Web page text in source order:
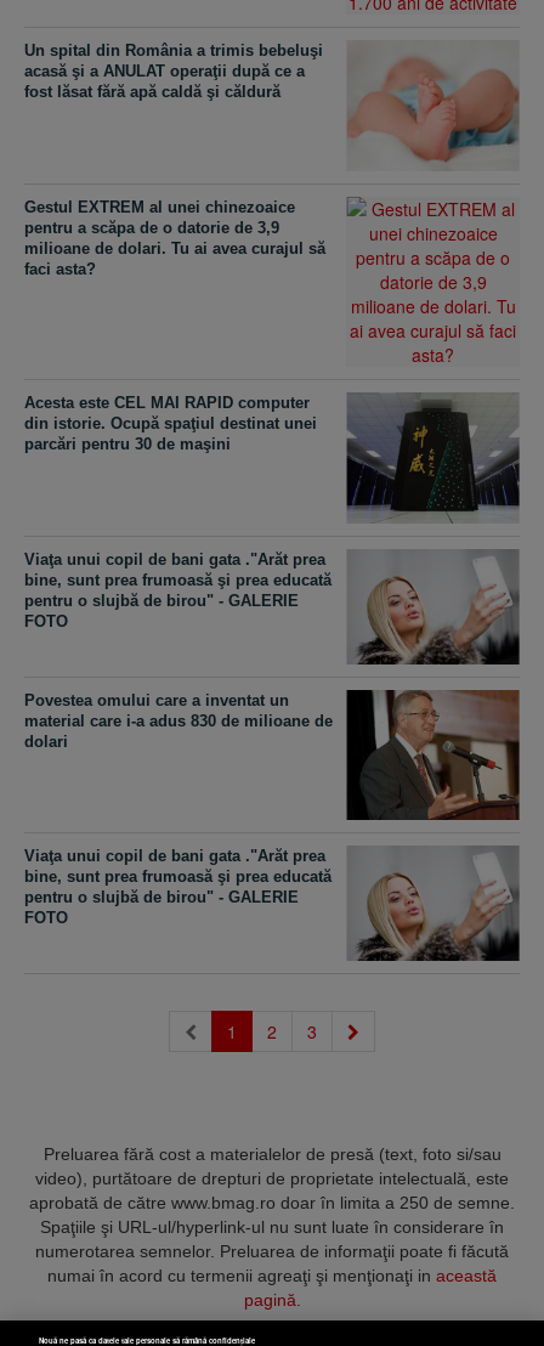
Un spital din România a trimis bebeluşi
acasă şi a ANULAT operaţii după ce a
fost lăsat fără apă caldă şi căldură
Gestul EXTREM al unei chinezoaice
pentru a scăpa de o datorie de 3,9
milioane de dolari. Tu ai avea curajul să
faci asta?
Acesta este CEL MAI RAPID computer
din istorie. Ocupă spaţiul destinat unei
parcări pentru 30 de maşini
Viaţa unui copil de bani gata ."Arăt prea
bine, sunt prea frumoasă şi prea educată
pentru o slujbă de birou" - GALERIE
FOTO
Povestea omului care a inventat un
material care i-a adus 830 de milioane de
dolari
Viaţa unui copil de bani gata ."Arăt prea
bine, sunt prea frumoasă şi prea educată
pentru o slujbă de birou" - GALERIE
FOTO
1 (current)
2 3
Preluarea fără cost a materialelor de presă (text, foto si/sau
video), purtătoare de drepturi de proprietate intelectuală, este
aprobată de către www.bmag.ro doar în limita a 250 de semne.
Spaţiile şi URL-ul/hyperlink-ul nu sunt luate în considerare în
numerotarea semnelor. Preluarea de informaţii poate fi făcută
numai în acord cu termenii agreaţi şi menţionaţi in această
pagină
Nouă ne pasă ca datele tale personale să rămână confidențiale